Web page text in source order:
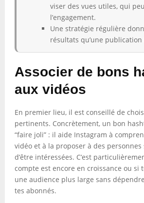
viser des vues utiles, qui
l’engagement.
Une stratégie régulière
résultats qu’une publication
Associer de bons
aux vidéos
En premier lieu, il est conseillé de
pertinents. Concrètement, un bon
“faire joli” : il aide Instagram à
vidéo et à la proposer à des personnes
d’être intéressées. C’est
compte est encore en croissance ou si
une audience plus large sans
tes abonnés.